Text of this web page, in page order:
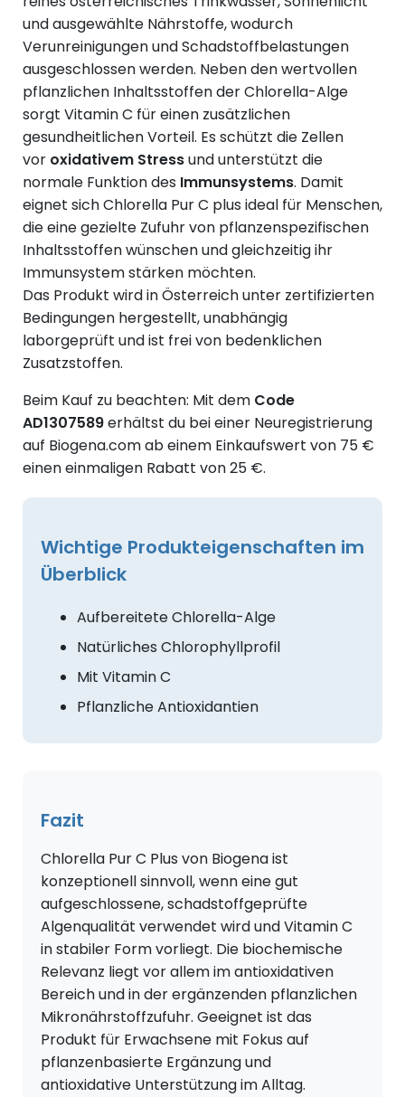
und ausgewählte Nährstoffe, wodurch
Verunreinigungen und Schadstoffbelastungen
ausgeschlossen werden. Neben den wertvollen
pflanzlichen Inhaltsstoffen der Chlorella-Alge
sorgt Vitamin C für einen zusätzlichen
gesundheitlichen Vorteil. Es schützt die Zellen
vor oxidativem Stressund unterstützt die
normale Funktion des Immunsystems. Damit
eignet sich Chlorella Pur C plus ideal für Menschen,
die eine gezielte Zufuhr von pflanzenspezifischen
Inhaltsstoffen wünschen und gleichzeitig ihr
Immunsystem stärken möchten.
Das Produkt wird in Österreich unter zertifizierten
Bedingungen hergestellt, unabhängig
laborgeprüft und ist frei von bedenklichen
Zusatzstoffen.
Beim Kauf zu beachten: Mit dem Code
AD1307589erhältst du bei einer Neuregistrierung
auf Biogena.com ab einem Einkaufswert von 75 €
einen einmaligen Rabatt von 25 €.
Wichtige Produkteigenschaften im
Überblick
Aufbereitete Chlorella-Alge
Natürliches Chlorophyllprofil
Mit Vitamin C
Pflanzliche Antioxidantien
Fazit
Chlorella Pur C Plus von Biogena ist
konzeptionell sinnvoll, wenn eine gut
aufgeschlossene, schadstoffgeprüfte
Algenqualität verwendet wird und Vitamin C
in stabiler Form vorliegt. Die biochemische
Relevanz liegt vor allem im antioxidativen
Bereich und in der ergänzenden pflanzlichen
Mikronährstoffzufuhr. Geeignet ist das
Produkt für Erwachsene mit Fokus auf
pflanzenbasierte Ergänzung und
antioxidative Unterstützung im Alltag.